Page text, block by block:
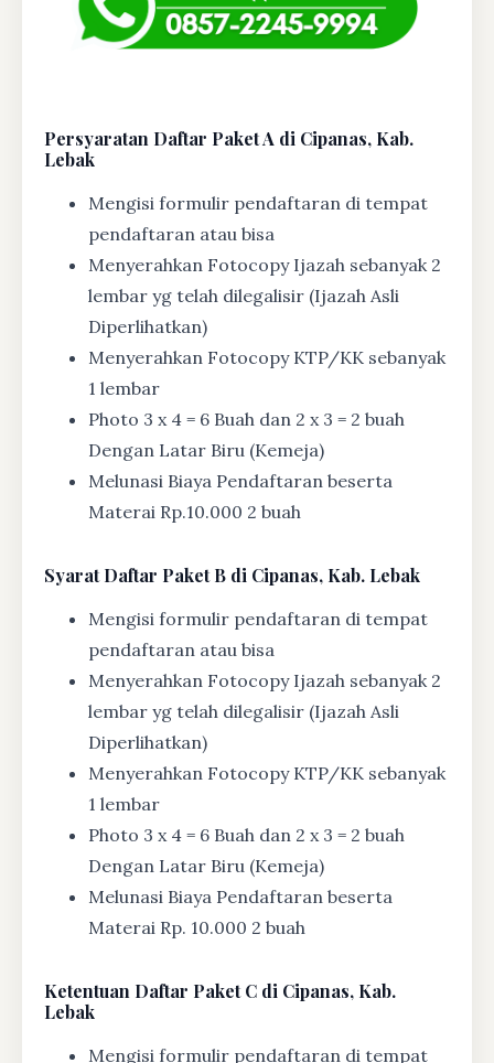
Persyaratan Daftar Paket A di Cipanas, Kab.
Lebak
Mengisi formulir pendaftaran di tempat
pendaftaran atau bisa
Menyerahkan Fotocopy Ijazah sebanyak 2
lembar yg telah dilegalisir (Ijazah Asli
Diperlihatkan)
Menyerahkan Fotocopy KTP/KK sebanyak
1 lembar
Photo 3 x 4 = 6 Buah dan 2 x 3 = 2 buah
Dengan Latar Biru (Kemeja)
Melunasi Biaya Pendaftaran beserta
Materai Rp.10.000 2 buah
SyaratDaftar Paket B di Cipanas, Kab. Lebak
Mengisi formulir pendaftaran di tempat
pendaftaran atau bisa
Menyerahkan Fotocopy Ijazah sebanyak 2
lembar yg telah dilegalisir (Ijazah Asli
Diperlihatkan)
Menyerahkan Fotocopy KTP/KK sebanyak
1 lembar
Photo 3 x 4 = 6 Buah dan 2 x 3 = 2 buah
Dengan Latar Biru (Kemeja)
Melunasi Biaya Pendaftaran beserta
Materai Rp. 10.000 2 buah
Ketentuan Daftar Paket C di Cipanas, Kab.
Lebak
Mengisi formulir pendaftaran di tempat